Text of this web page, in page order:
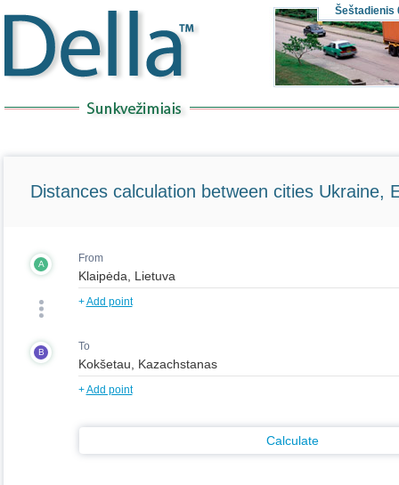
Šeštadienis
Distances calculation between cities Ukraine,
A From
+Add point
B To
+Add point
Calculate